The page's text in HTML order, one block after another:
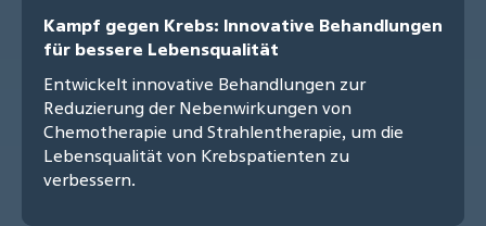
Kampf gegen Krebs: Innovative Behandlungen
für bessere Lebensqualität
Entwickelt innovative Behandlungen zur
Reduzierung der Nebenwirkungen von
Chemotherapie und Strahlentherapie, um die
Lebensqualität von Krebspatienten zu
verbessern.